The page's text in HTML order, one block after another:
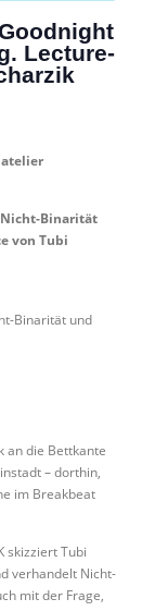
Lecture-
atelier
Binarität
von Tubi
Binarität und
an die Bettkante
– dorthin,
im Breakbeat
skizziert Tubi
verhandelt Nicht-
mit der Frage,